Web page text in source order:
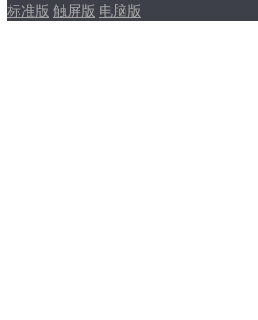
标准版 触屏版 电脑版